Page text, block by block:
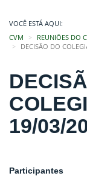
VOCÊ ESTÁ AQUI:
CVM
REUNIÕES DO
DECISÃO DO
19/03/
Participantes